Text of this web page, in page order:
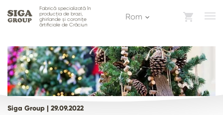
Fabrică specializată în
producția de brazi,
ghirlande și coronițe
ărtificiale de Crăciun
Rom
Siga Group | 29.09.2022